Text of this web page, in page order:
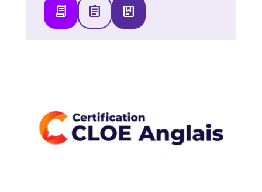
receipt_long assignment package